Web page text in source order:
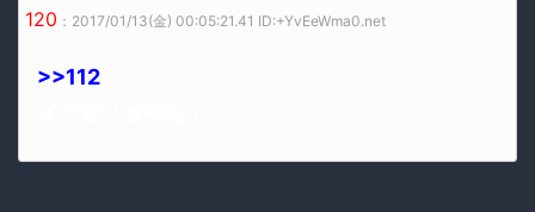
120 ：2017/01/13(金) 00:05:21.41 ID:+YvEeWma0.net
>>112